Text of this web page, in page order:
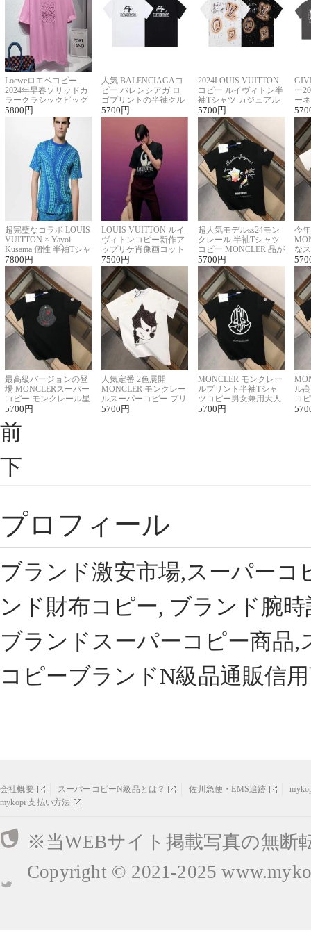
Loeweロエベコピー
2024年早春ソリッドカ
ラークラシックビッグ
ロゴ刺繍Tシャツ
5800 円
人気 BALENCIAGAコ
ピー バレンシアガ ロ
ゴプリントの半袖クル
ーネックTシャツ
5700 円
2024LOUIS VUITTON
コピー ルイヴィトン半
袖Tシャツ カジュアル
に馴染む 2色展開
5700 円
ー
ー
ー
超完璧なコラボ LOUIS
VUITTON × Yayoi
Kusama 個性 半袖Tシャ
ツコピー男女兼用
7800 円
LOUIS VUITTON ルイ
ヴィトンコピー新作ア
ップリケ肖像画コット
ンニット半袖Tシャツ
7500 円
超人気モデルss24モン
クレール 半袖Tシャツ
コピー MONCLER 品が
良く見た目
5700 円
今
な
ル
最高級バージョンの登
場 MONCLERスーパー
コピー モンクレール星
座半袖Tシャツ
5700 円
人気定番 2色展開
MONCLER モンクレー
ルスーパーコピー プリ
ント半袖Tシャツ
5700 円
MONCLER モンクレー
ルプリント半袖Tシャ
ツコピー男女兼用大人
可愛い春夏コーデ
5700 円
ル
コ
ィ
前
下
プロフィール
ブランド激安市場,スーパー
ンド財布コピー, ブランド腕
ブランドスーパーコピー商品
コピーブランドN級品通販信
会社概要 スーパーコピーN級品とは？ 佐川急便・EMS追跡
mykopi 支払い方法
※当WEBサイト掲載写真の無断
Copyright © 2021-2025